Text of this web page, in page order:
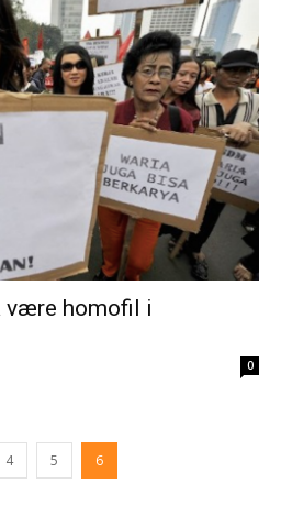
være homofil i
0
4 5 6